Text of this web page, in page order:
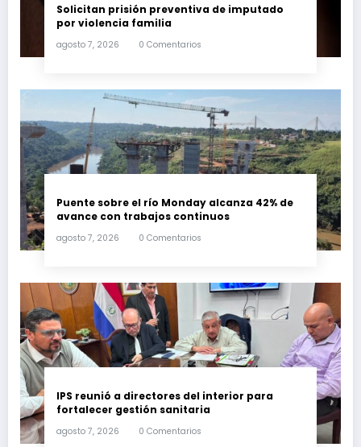
Solicitan prisión preventiva de imputado
por violencia familia
agosto 7, 2026 0 Comentarios
Puente sobre el río Monday alcanza 42% de
avance con trabajos continuos
agosto 7, 2026 0 Comentarios
IPS reunió a directores del interior para
fortalecer gestión sanitaria
agosto 7, 2026 0 Comentarios